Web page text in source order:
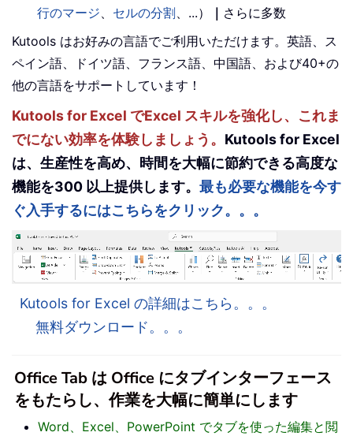
行のマージ、 セルの分割、...） ｜ さらに多数
Kutools はお好みの言語でご利用いただけます。英語、ス
ペイン語、ドイツ語、フランス語、中国語、および40+の
他の言語をサポートしています！
Kutools for Excel でExcel スキルを強化し、これま
でにない効率を体験しましょう。 Kutools for Excel
は、生産性を高め、時間を大幅に節約できる高度な
機能を300 以上提供します。 最も必要な機能を今す
ぐ入手するにはこちらをクリック。。。
Kutools for Excel の詳細はこちら。。。
無料ダウンロード。。。
Office Tab は Office にタブインターフェース
をもたらし、作業を大幅に簡単にします
Word、Excel、PowerPoint でタブを使った編集と閲